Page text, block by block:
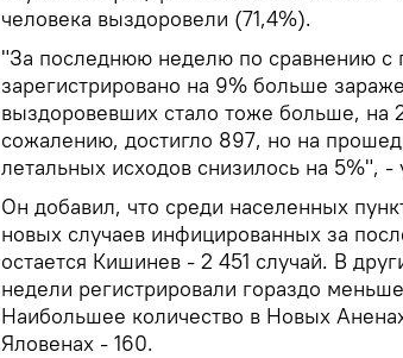
человека выздоровели (71,4%).
"За последнюю неделю по сравнению
зарегистрировано на 9% больше
выздоровевших стало тоже больше, на
сожалению, достигло 897, но на
летальных исходов снизилось на 5%", -
Он добавил, что среди населенных
новых случаев инфицированных за
остается Кишинев - 2 451 случай. В
недели регистрировали гораздо
Наибольшее количество в Новых
Яловенах - 160.